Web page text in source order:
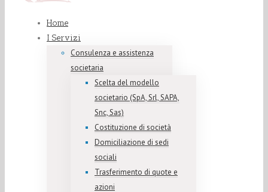
Home
I Servizi
Consulenza e assistenza
societaria
Scelta del modello
societario (SpA, Srl, SAPA,
Snc, Sas)
Costituzione di società
Domiciliazione di sedi
sociali
Trasferimento di quote e
azioni